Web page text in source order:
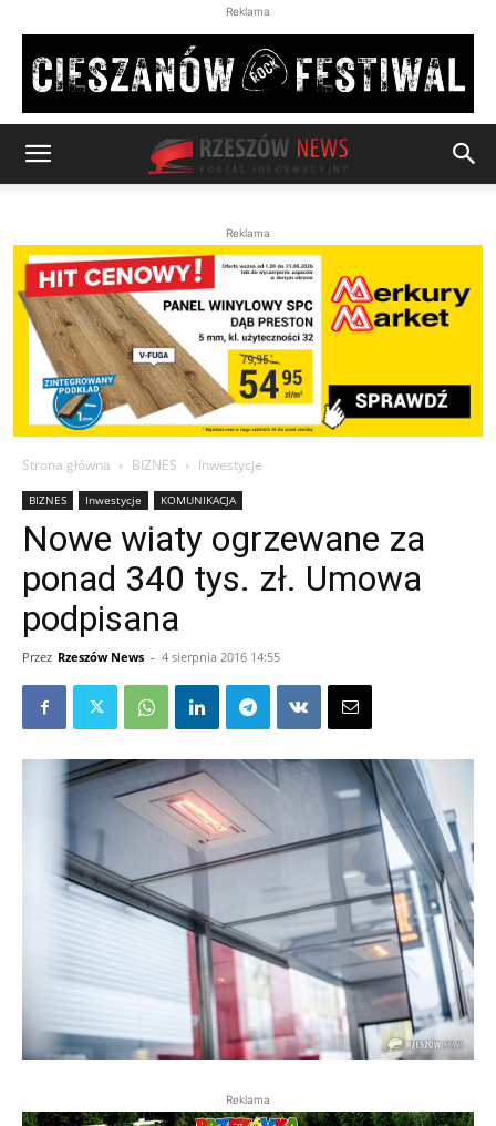
Reklama
Reklama
Strona główna BIZNES Inwestycje
BIZNES Inwestycje KOMUNIKACJA
Nowe wiaty ogrzewane za
ponad 340 tys. zł. Umowa
podpisana
Przez Rzeszów News - 4 sierpnia 2016 14:55
Reklama